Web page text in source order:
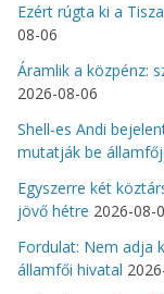
Ezért rúgta ki a
08-06
Áramlik a közpénz:
2026-08-06
Shell-es Andi
mutatják be
Egyszerre két
jövő hétre 2026-08-
Fordulat: Nem adja
államfői hivatal